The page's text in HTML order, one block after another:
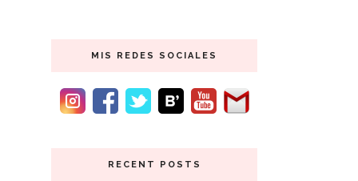
MIS REDES SOCIALES
RECENT POSTS